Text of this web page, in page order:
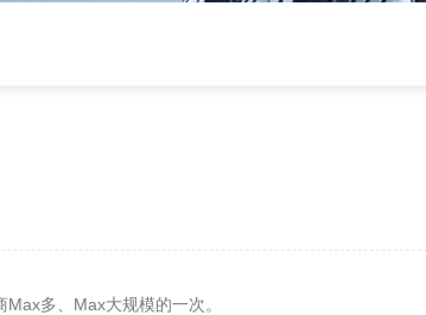
多、Max大规模的一次。